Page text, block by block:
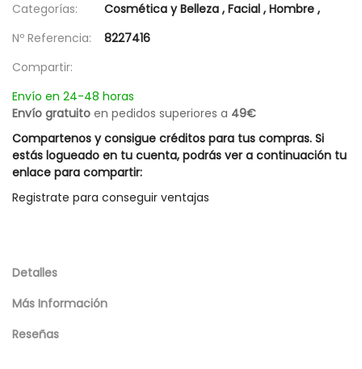
Categorías: Cosmética y Belleza , Facial , Hombre ,
Nº Referencia:
8227416
Compartir:
Envío en 24-48 horas
Envío gratuito en pedidos superiores a 49€
Compartenos y consigue créditos para tus compras. Si
estás logueado en tu cuenta, podrás ver a continuación tu
enlace para compartir:
Registrate para conseguir ventajas
Detalles
Más Información
Reseñas